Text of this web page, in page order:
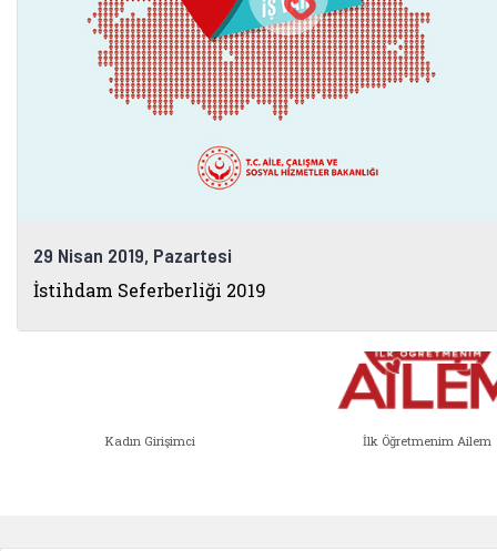
29 Nisan 2019, Pazartesi
İstihdam Seferberliği 2019
Bakanlık Bağlantıları
Kadın Girişimci İlk Öğretmenim Ailem